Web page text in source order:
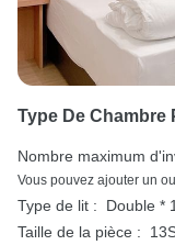
Type De Chambre
Nombre maximum
Vous pouvez ajouter un
Type de lit :
Double * 1
Taille de la pièce :